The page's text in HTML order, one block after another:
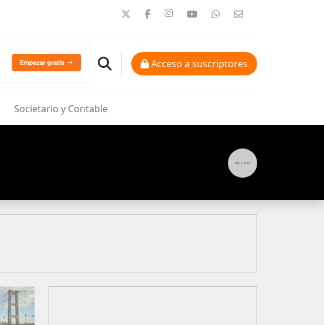
Acceso a suscriptores
Societario y Contable